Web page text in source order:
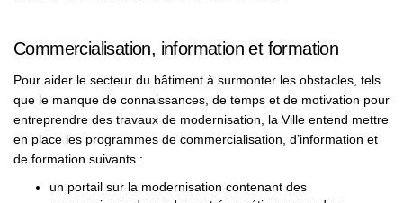
Commercialisation, information et formation
Pour aider le secteur du bâtiment à surmonter les obstacles, tels
que le manque de connaissances, de temps et de motivation pour
entreprendre des travaux de modernisation, la Ville entend mettre
en place les programmes de commercialisation, d’information et
de formation suivants :
un portail sur la modernisation contenant des